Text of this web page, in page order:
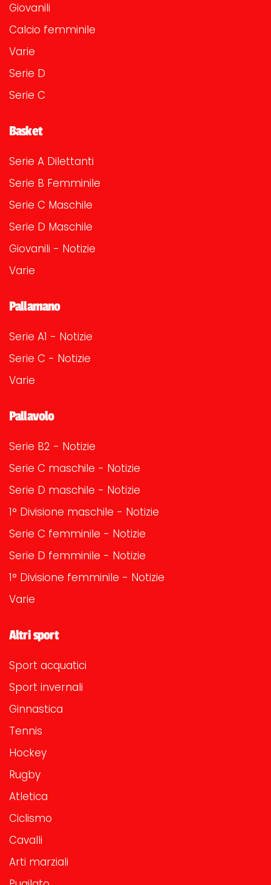
Giovanili
Calcio femminile
Varie
Serie D
Serie C
Basket
Serie A Dilettanti
Serie B Femminile
Serie C Maschile
Serie D Maschile
Giovanili - Notizie
Varie
Pallamano
Serie A1 - Notizie
Serie C - Notizie
Varie
Pallavolo
Serie B2 - Notizie
Serie C maschile - Notizie
Serie D maschile - Notizie
1° Divisione maschile - Notizie
Serie C femminile - Notizie
Serie D femminile - Notizie
1° Divisione femminile - Notizie
Varie
Altri sport
Sport acquatici
Sport invernali
Ginnastica
Tennis
Hockey
Rugby
Atletica
Ciclismo
Cavalli
Arti marziali